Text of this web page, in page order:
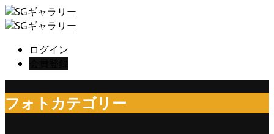
ログイン
フォトカテゴリー